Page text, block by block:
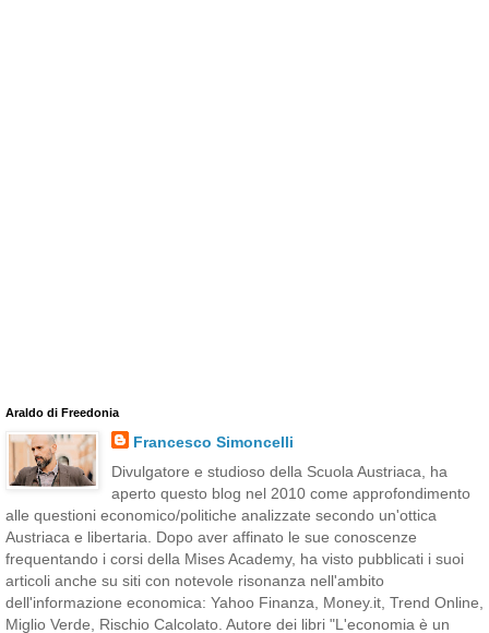
Araldo di Freedonia
Francesco Simoncelli
Divulgatore e studioso della Scuola Austriaca, ha
aperto questo blog nel 2010 come approfondimento
alle questioni economico/politiche analizzate secondo un'ottica
Austriaca e libertaria. Dopo aver affinato le sue conoscenze
frequentando i corsi della Mises Academy, ha visto pubblicati i suoi
articoli anche su siti con notevole risonanza nell'ambito
dell'informazione economica: Yahoo Finanza, Money.it, Trend Online,
Miglio Verde, Rischio Calcolato. Autore dei libri "L'economia è un